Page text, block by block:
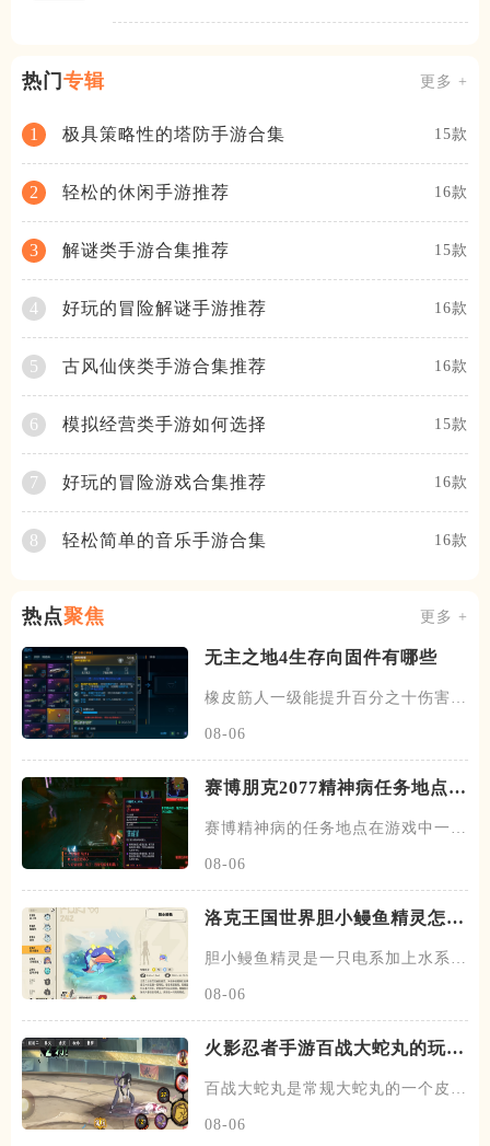
热门 专辑 更多 +
1 极具策略性的塔防手游合集 15款
2 轻松的休闲手游推荐 16款
3 解谜类手游合集推荐 15款
4 好玩的冒险解谜手游推荐 16款
5 古风仙侠类手游合集推荐 16款
6 模拟经营类手游如何选择 15款
7 好玩的冒险游戏合集推荐 16款
8 轻松简单的音乐手游合集 16款
热点聚焦 更多 +
无主之地4生存向固件有哪些
橡皮筋人一级能提升百分之十伤害抗
08-06
赛博朋克2077精神病任务地点在
赛博精神病的任务地点在游戏中一共
08-06
洛克王国世界胆小鳗鱼精灵怎么
胆小鳗鱼精灵是一只电系加上水系的
08-06
火影忍者手游百战大蛇丸的玩法
百战大蛇丸是常规大蛇丸的一个皮肤
08-06